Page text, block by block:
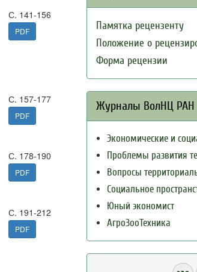
С. 141-156
PDF
С. 157-177
PDF
С. 178-190
PDF
С. 191-212
PDF
Памятка рецензенту
Положение о
Форма рецензии
Журналы ВолНЦ РАН
Экономические и
Проблемы развития
Вопросы
Социальное
Юный экономист
АгроЗооТехника